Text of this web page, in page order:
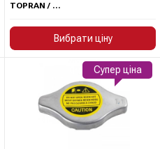
TOPRAN / HANS PRIES
Вибрати ціну
Супер ціна